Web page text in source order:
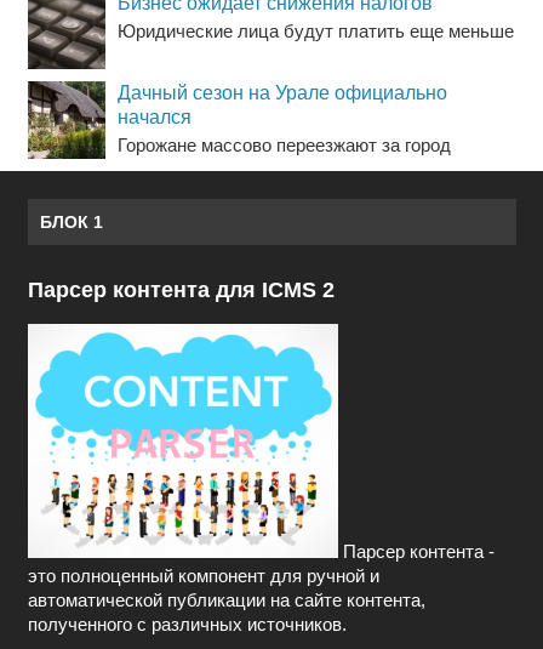
Юридические лица будут платить еще меньше
Дачный сезон на Урале официально
начался
Горожане массово переезжают за город
БЛОК 1
Парсер контента для ICMS 2
Парсер контента -
это полноценный компонент для ручной и
автоматической публикации на сайте контента,
полученного с различных источников.